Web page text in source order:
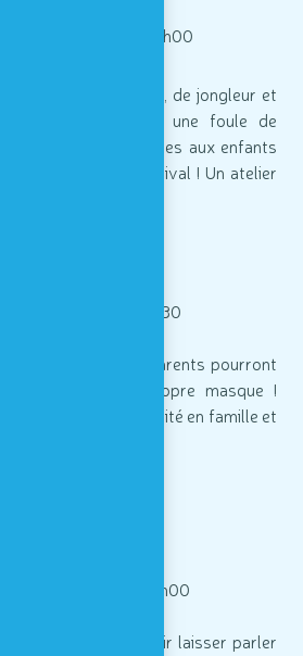
- de 14h30 à 15h00
d'équilibriste, de jongleur et
cet atelier, ce sont une foule de
qui sont proposées aux enfants
sensoriel et convival ! Un atelier
- de 15h00 à 16h30
enfants et leurs parents pourront
de créer leur propre masque !
libre court à sa créativité en famille et
- de 15h30 à 16h00
enfants vont pouvoir laisser parler